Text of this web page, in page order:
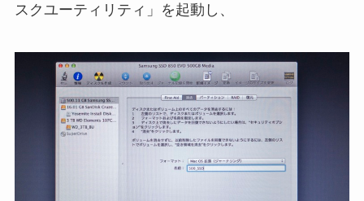
スクユーティリティ」を起動し、